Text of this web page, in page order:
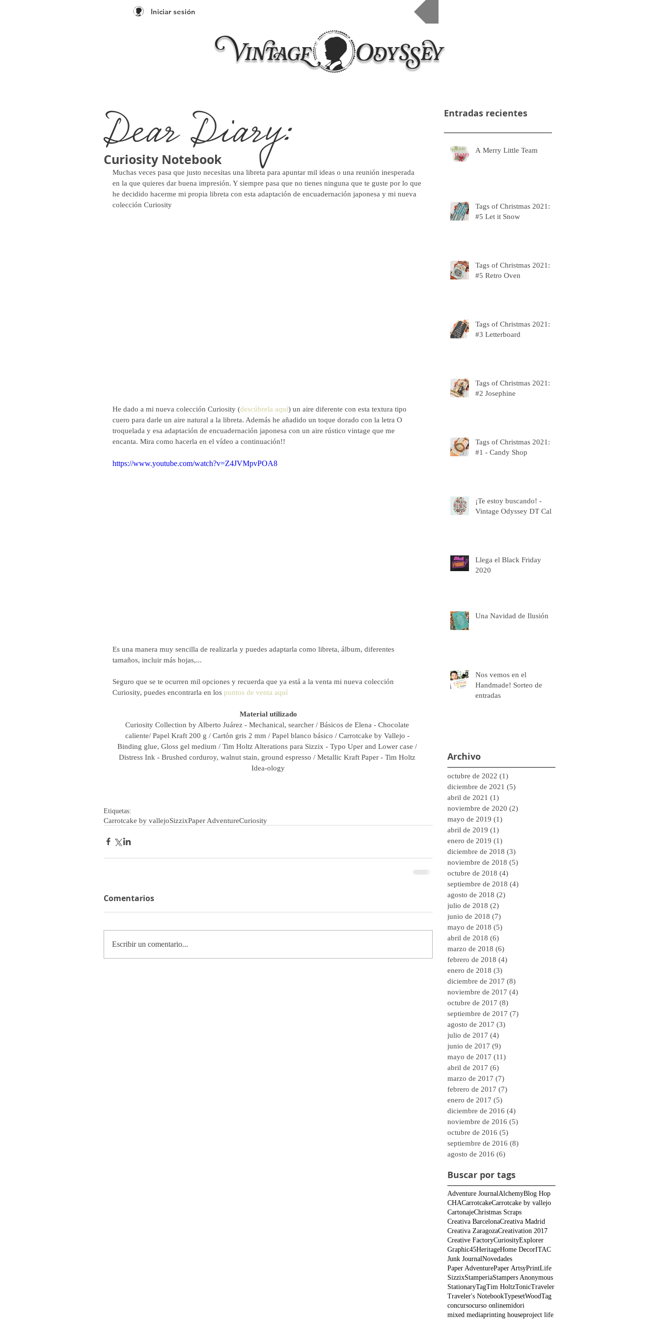
Iniciar sesión
Curiosity Notebook
Muchas veces pasa que justo necesitas una libreta para apuntar mil ideas o una reunión inesperada
en la que quieres dar buena impresión. Y siempre pasa que no tienes ninguna que te guste por lo que
he decidido hacerme mi propia libreta con esta adaptación de encuadernación japonesa y mi nueva
colección Curiosity
He dado a mi nueva colección Curiosity (descúbrela aquí) un aire diferente con esta textura tipo
cuero para darle un aire natural a la libreta. Además he añadido un toque dorado con la letra O
troquelada y esa adaptación de encuadernación japonesa con un aire rústico vintage que me
encanta. Mira como hacerla en el vídeo a continuación!!
https://www.youtube.com/watch?v=Z4JVMpvPOA8
Es una manera muy sencilla de realizarla y puedes adaptarla como libreta, álbum, diferentes
tamaños, incluir más hojas,...
Seguro que se te ocurren mil opciones y recuerda que ya está a la venta mi nueva colección
Curiosity, puedes encontrarla en los puntos de venta aquí
Material utilizado
Curiosity Collection by Alberto Juárez - Mechanical, searcher / Básicos de Elena - Chocolate
caliente/ Papel Kraft 200 g / Cartón gris 2 mm / Papel blanco básico / Carrotcake by Vallejo -
Binding glue, Gloss gel medium / Tim Holtz Alterations para Sizzix - Typo Uper and Lower case /
Distress Ink - Brushed corduroy, walnut stain, ground espresso / Metallic Kraft Paper - Tim Holtz
Idea-ology
Etiquetas:
Carrotcake by vallejoSizzixPaper AdventureCuriosity
Comentarios
Escribir un comentario...
Entradas recientes
A Merry Little Team
Tags of Christmas 2021:
#5 Let it Snow
Tags of Christmas 2021:
#5 Retro Oven
Tags of Christmas 2021:
#3 Letterboard
Tags of Christmas 2021:
#2 Josephine
Tags of Christmas 2021:
#1 - Candy Shop
¡Te estoy buscando! -
Vintage Odyssey DT Call
Llega el Black Friday
2020
Una Navidad de Ilusión
Nos vemos en el
Handmade! Sorteo de
entradas
Archivo
octubre de 2022 (1)
diciembre de 2021 (5)
abril de 2021 (1)
noviembre de 2020 (2)
mayo de 2019 (1)
abril de 2019 (1)
enero de 2019 (1)
diciembre de 2018 (3)
noviembre de 2018 (5)
octubre de 2018 (4)
septiembre de 2018 (4)
agosto de 2018 (2)
julio de 2018 (2)
junio de 2018 (7)
mayo de 2018 (5)
abril de 2018 (6)
marzo de 2018 (6)
febrero de 2018 (4)
enero de 2018 (3)
diciembre de 2017 (8)
noviembre de 2017 (4)
octubre de 2017 (8)
septiembre de 2017 (7)
agosto de 2017 (3)
julio de 2017 (4)
junio de 2017 (9)
mayo de 2017 (11)
abril de 2017 (6)
marzo de 2017 (7)
febrero de 2017 (7)
enero de 2017 (5)
diciembre de 2016 (4)
noviembre de 2016 (5)
octubre de 2016 (5)
septiembre de 2016 (8)
agosto de 2016 (6)
Buscar por tags
Adventure JournalAlchemyBlog Hop
CHACarrotcakeCarrotcake by vallejo
CartonajeChristmas Scraps
Creativa BarcelonaCreativa Madrid
Creativa ZaragozaCreativation 2017
Creative FactoryCuriosityExplorer
Graphic45HeritageHome DecorITAC
Junk JournalNovedades
Paper AdventurePaper ArtsyPrintLife
SizzixStamperiaStampers Anonymous
StationaryTagTim HoltzTonicTraveler
Traveler's NotebookTypesetWoodTag
concursocurso onlinemidori
mixed mediaprinting houseproject life